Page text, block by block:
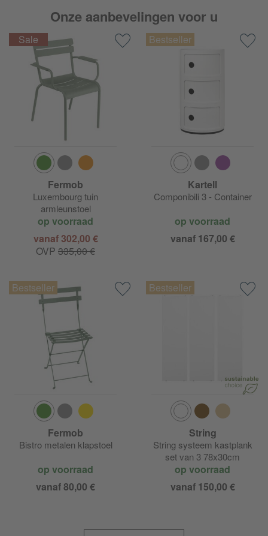
Onze aanbevelingen voor u
Fermob
Luxembourg tuin
armleunstoel
op voorraad
vanaf 302,00 €
OVP 335,00 €
Kartell
Componibili 3 - Container
op voorraad
vanaf 167,00 €
Fermob
Bistro metalen klapstoel
op voorraad
vanaf 80,00 €
String
String systeem kastplank
set van 3 78x30cm
op voorraad
vanaf 150,00 €